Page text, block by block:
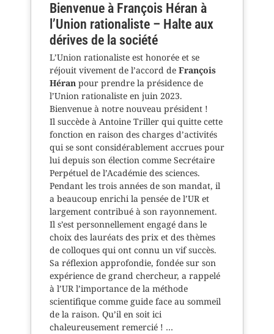
Bienvenue à François Héran à
l’Union rationaliste – Halte aux
dérives de la société
L’Union rationaliste est honorée et se
réjouit vivement de l’accord de François
Héran pour prendre la présidence de
l’Union rationaliste en juin 2023.
Bienvenue à notre nouveau président !
Il succède à Antoine Triller qui quitte cette
fonction en raison des charges d’activités
qui se sont considérablement accrues pour
lui depuis son élection comme Secrétaire
Perpétuel de l’Académie des sciences.
Pendant les trois années de son mandat, il
a beaucoup enrichi la pensée de l’UR et
largement contribué à son rayonnement.
Il s’est personnellement engagé dans le
choix des lauréats des prix et des thèmes
de colloques qui ont connu un vif succès.
Sa réflexion approfondie, fondée sur son
expérience de grand chercheur, a rappelé
à l’UR l’importance de la méthode
scientifique comme guide face au sommeil
de la raison. Qu’il en soit ici
chaleureusement remercié ! …